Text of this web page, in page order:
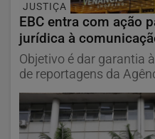
JUSTIÇA
EBC entra com ação
jurídica à
Objetivo é dar garantia
de reportagens da